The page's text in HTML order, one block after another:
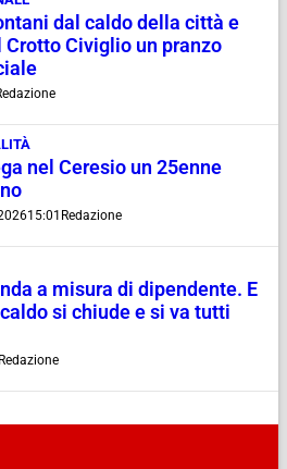
dal caldo della città e
Civiglio un pranzo
nel Ceresio un 25enne
15:01 Redazione
a misura di dipendente. E
si chiude e si va tutti
Redazione